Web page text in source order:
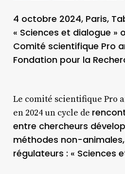
4 octobre 2024, Paris,
« Sciences et dialogue »
Comité scientifique Pro
Fondation pour la
Le comité scientifique Pro
en 2024 un cycle de
entre chercheurs
méthodes non-
régulateurs : « Sciences